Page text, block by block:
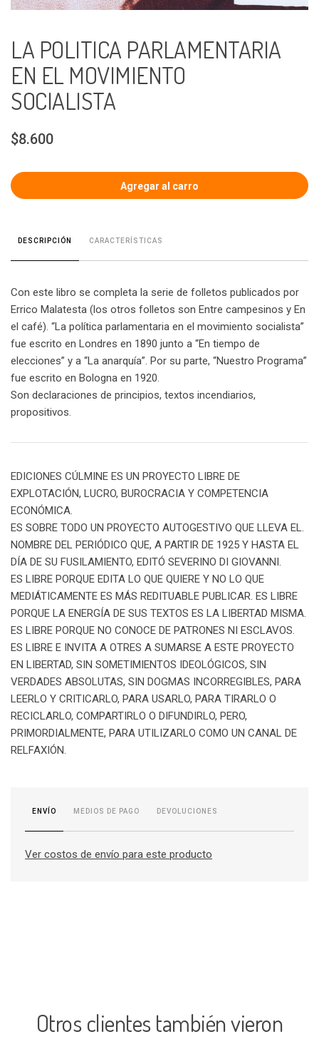
LA POLITICA PARLAMENTARIA
EN EL MOVIMIENTO
SOCIALISTA
$8.600
DESCRIPCIÓN CARACTERÍSTICAS
Con este libro se completa la serie de folletos publicados por
Errico Malatesta (los otros folletos son Entre campesinos y En
el café). “La política parlamentaria en el movimiento socialista”
fue escrito en Londres en 1890 junto a “En tiempo de
elecciones” y a “La anarquía”. Por su parte, “Nuestro Programa”
fue escrito en Bologna en 1920.
Son declaraciones de principios, textos incendiarios,
propositivos.
EDICIONES CÚLMINE ES UN PROYECTO LIBRE DE
EXPLOTACIÓN, LUCRO, BUROCRACIA Y COMPETENCIA
ECONÓMICA.
ES SOBRE TODO UN PROYECTO AUTOGESTIVO QUE LLEVA EL.
NOMBRE DEL PERIÓDICO QUE, A PARTIR DE 1925 Y HASTA EL
DÍA DE SU FUSILAMIENTO, EDITÓ SEVERINO DI GIOVANNI.
ES LIBRE PORQUE EDITA LO QUE QUIERE Y NO LO QUE
MEDIÁTICAMENTE ES MÁS REDITUABLE PUBLICAR. ES LIBRE
PORQUE LA ENERGÍA DE SUS TEXTOS ES LA LIBERTAD MISMA.
ES LIBRE PORQUE NO CONOCE DE PATRONES NI ESCLAVOS.
ES LIBRE E INVITA A OTRES A SUMARSE A ESTE PROYECTO
EN LIBERTAD, SIN SOMETIMIENTOS IDEOLÓGICOS, SIN
VERDADES ABSOLUTAS, SIN DOGMAS INCORREGIBLES, PARA
LEERLO Y CRITICARLO, PARA USARLO, PARA TIRARLO O
RECICLARLO, COMPARTIRLO O DIFUNDIRLO, PERO,
PRIMORDIALMENTE, PARA UTILIZARLO COMO UN CANAL DE
RELFAXIÓN.
ENVÍO MEDIOS DE PAGO DEVOLUCIONES
Ver costos de envío para este producto
Otros clientes también vieron